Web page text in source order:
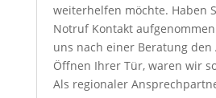
weiterhelfen möchte. Haben
Notruf Kontakt
uns nach einer Beratung den
Öffnen Ihrer Tür, waren wir
Als regionaler